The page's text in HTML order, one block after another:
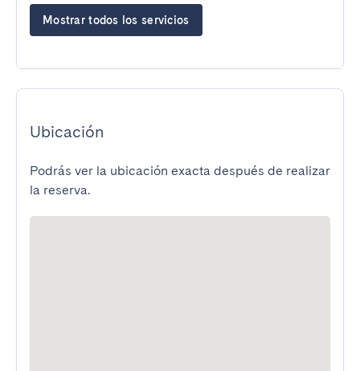
Mostrar todos los servicios
Ubicación
Podrás ver la ubicación exacta después de realizar
la reserva.